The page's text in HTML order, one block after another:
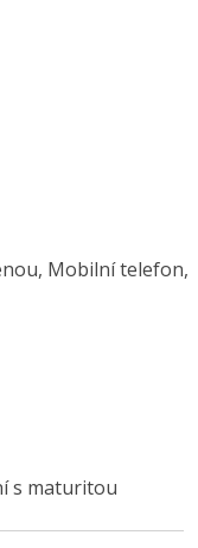
Mobilní telefon,
s maturitou